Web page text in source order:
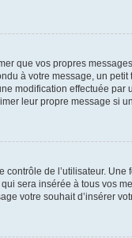
que vos propres
à votre message, un
modification effectuée
leur propre message si
de l’utilisateur.
sera insérée à tous vos
votre souhait d’insérer